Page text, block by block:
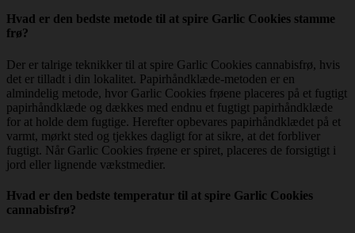
Hvad er den bedste metode til at spire Garlic Cookies stamme
frø?
Der er talrige teknikker til at spire Garlic Cookies cannabisfrø, hvis
det er tilladt i din lokalitet. Papirhåndklæde-metoden er en
almindelig metode, hvor Garlic Cookies frøene placeres på et fugtigt
papirhåndklæde og dækkes med endnu et fugtigt papirhåndklæde
for at holde dem fugtige. Herefter opbevares papirhåndklædet på et
varmt, mørkt sted og tjekkes dagligt for at sikre, at det forbliver
fugtigt. Når Garlic Cookies frøene er spiret, placeres de forsigtigt i
jord eller lignende vækstmedier.
Hvad er den bedste temperatur til at spire Garlic Cookies
cannabisfrø?